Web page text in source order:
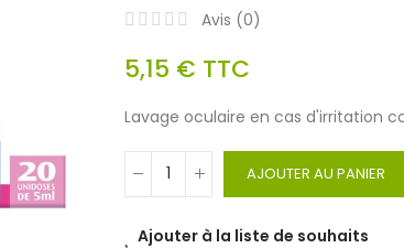
Avis (0)
5,15 € TTC
Lavage oculaire en cas d'irritation
AJOUTER AU PANIER
Ajouter à la liste de souhaits